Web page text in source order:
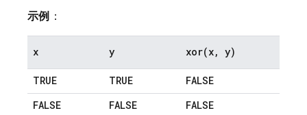
示例 ：
x y xor(x, y)
TRUE TRUE
FALSE
FALSE
FALSE
FALSE